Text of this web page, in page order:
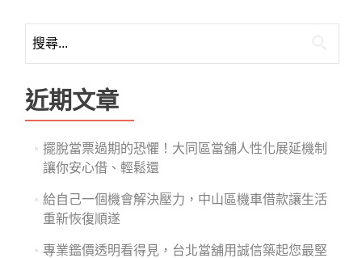
尋
鍵
字:
近期文章
擺脫當票過期的恐懼！大同區當舖人性化展延機制
讓你安心借、輕鬆還
給自己一個機會解決壓力，中山區機車借款讓生活
重新恢復順遂
專業鑑價透明看得見，台北當舖用誠信築起您最堅